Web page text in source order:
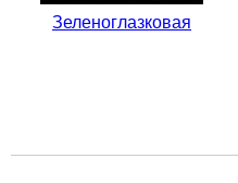
Зеленоглазковая